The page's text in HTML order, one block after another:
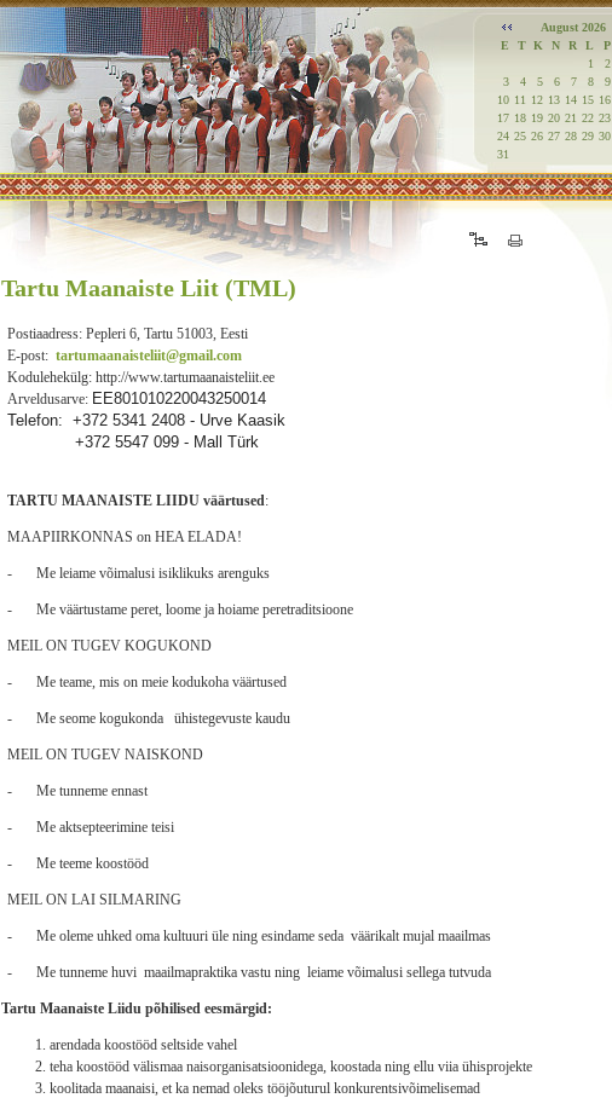
August 2026
E
T K N R L
P
1
2
3
4 5 6 7 8
9
10 11 12 13 14 15 16
17 18 19 20 21 22 23
24 25 26 27 28 29 30
31
Tartu Maanaiste Liit (TML)
Postiaadress: Pepleri 6, Tartu 51003, Eesti
E-post: tartumaanaisteliit@gmail.com
Kodulehekülg: http://www.tartumaanaisteliit.ee
Arveldusarve: EE801010220043250014
Telefon: +372 5341 2408 - Urve Kaasik
+372 5547 099 - Mall Türk
TARTU MAANAISTE LIIDU väärtused:
MAAPIIRKONNAS on HEA ELADA!
- Me leiame võimalusi isiklikuks arenguks
- Me väärtustame peret, loome ja hoiame peretraditsioone
MEIL ON TUGEV KOGUKOND
- Me teame, mis on meie kodukoha väärtused
- Me seome kogukonda ühistegevuste kaudu
MEIL ON TUGEV NAISKOND
- Me tunneme ennast
- Me aktsepteerimine teisi
- Me teeme koostööd
MEIL ON LAI SILMARING
- Me oleme uhked oma kultuuri üle ning esindame seda väärikalt mujal maailmas
- Me tunneme huvi maailmapraktika vastu ning leiame võimalusi sellega tutvuda
Tartu Maanaiste Liidu põhilised eesmärgid:
arendada koostööd seltside vahel
teha koostööd välismaa naisorganisatsioonidega, koostada ning ellu viia ühisprojekte
koolitada maanaisi, et ka nemad oleks tööjõuturul konkurentsivõimelisemad